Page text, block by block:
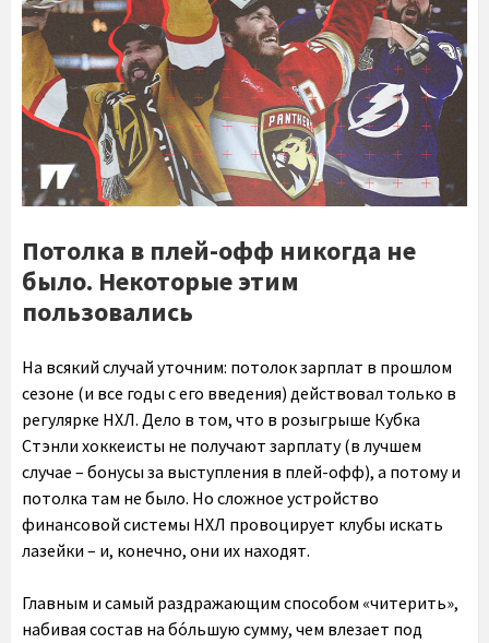
Потолка в плей-офф никогда не
было. Некоторые этим
пользовались
На всякий случай уточним: потолок зарплат в прошлом
сезоне (и все годы с его введения) действовал только в
регулярке НХЛ. Дело в том, что в розыгрыше Кубка
Стэнли хоккеисты не получают зарплату (в лучшем
случае – бонусы за выступления в плей-офф), а потому и
потолка там не было. Но сложное устройство
финансовой системы НХЛ провоцирует клубы искать
лазейки – и, конечно, они их находят.
Главным и самый раздражающим способом «читерить»,
набивая состав на бо́льшую сумму, чем влезает под